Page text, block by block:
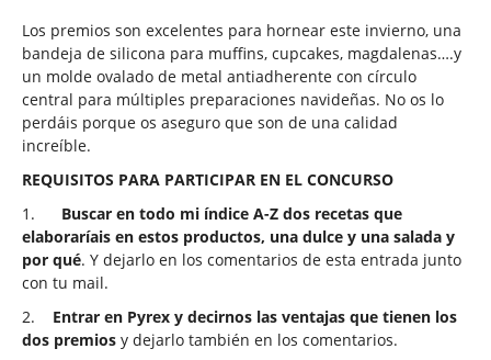
Los premios son excelentes para hornear este invierno, una
bandeja de silicona para muffins, cupcakes, magdalenas….y
un molde ovalado de metal antiadherente con círculo
central para múltiples preparaciones navideñas. No os lo
perdáis porque os aseguro que son de una calidad
increíble.
REQUISITOS PARA PARTICIPAR EN EL CONCURSO
1.
Buscar en todo mi índice A-Z dos recetas que
elaboraríais en estos productos, una dulce y una salada y
por qué. Y dejarlo en los comentarios de esta entrada junto
con tu mail.
2.
Entrar en Pyrex y decirnos las ventajas que tienen los
dos premios y dejarlo también en los comentarios.